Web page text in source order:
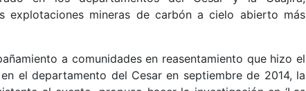
explotaciones mineras de carbón a cielo abierto más
a comunidades en reasentamiento que hizo el
el departamento del Cesar en septiembre de 2014, la